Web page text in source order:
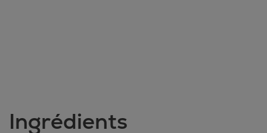
Ingrédients